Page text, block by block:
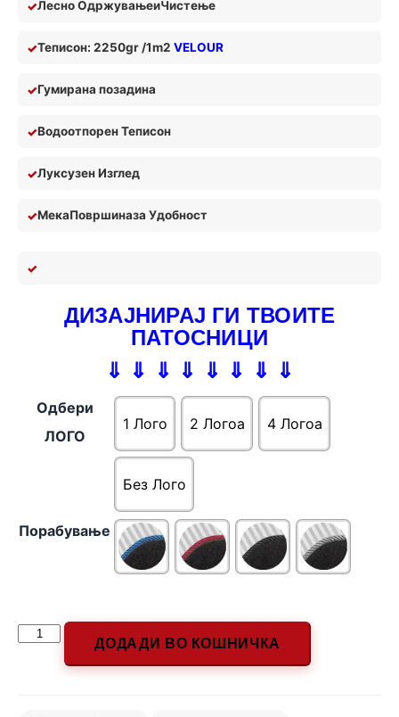
Лесно ОдржувањеиЧистење
Теписон: 2250gr /1m2 VELOUR
Гумирана позадина
Водоотпорен Теписон
Луксузен Изглед
МекаПовршиназа Удобност
ДИЗАЈНИРАЈ ГИ ТВОИТЕ
ПАТОСНИЦИ
⇓ ⇓ ⇓ ⇓ ⇓ ⇓ ⇓ ⇓
Одбери
ЛОГО
1 Лого 2 Логоa 4 Логоa
Без Лого
Порабување
ДОДАДИ ВО КОШНИЧКА